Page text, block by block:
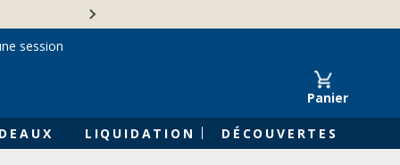
Panier
LIQUIDATION DÉCOUVERTES
session